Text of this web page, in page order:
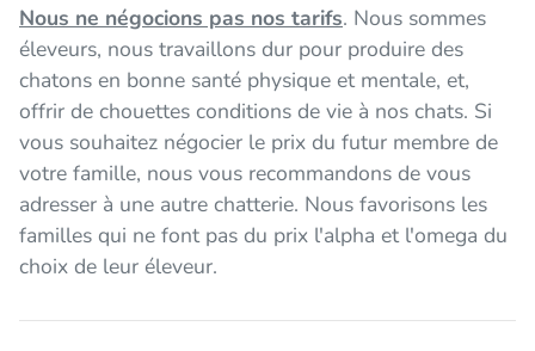
Nous ne négocions pas nos tarifs. Nous sommes
éleveurs, nous travaillons dur pour produire des
chatons en bonne santé physique et mentale, et,
offrir de chouettes conditions de vie à nos chats. Si
vous souhaitez négocier le prix du futur membre de
votre famille, nous vous recommandons de vous
adresser à une autre chatterie. Nous favorisons les
familles qui ne font pas du prix l'alpha et l'omega du
choix de leur éleveur.